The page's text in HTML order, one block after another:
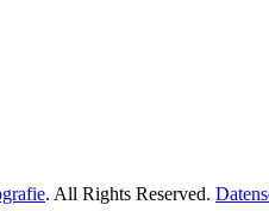
. All Rights Reserved.